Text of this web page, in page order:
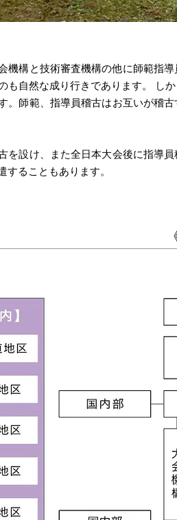
機構と技術審査機構の他に師範指
も自然な成り行きであります。 し
。師範、指導員稽古はお互いが稽
を設け、また全日本大会後に指導
することもあります。